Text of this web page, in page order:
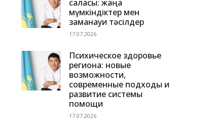
саласы: жаңа
мүмкіндіктер мен
заманауи тәсілдер
17.07.2026
Психическое здоровье
региона: новые
возможности,
современные подходы и
развитие системы
помощи
17.07.2026